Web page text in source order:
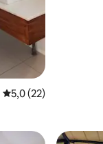
Calificación
5,0 (22)